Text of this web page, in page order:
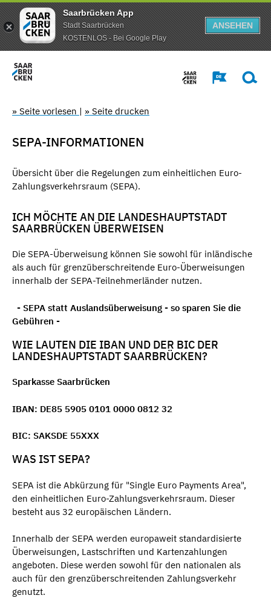
Saarbrücken App
Stadt Saarbrücken
KOSTENLOS - Bei Google Play
ANSEHEN
» Seite vorlesen | » Seite drucken
SEPA-INFORMATIONEN
Übersicht über die Regelungen zum einheitlichen Euro-
Zahlungsverkehrsraum (SEPA).
ICH MÖCHTE AN DIE LANDESHAUPTSTADT
SAARBRÜCKEN ÜBERWEISEN
Die SEPA-Überweisung können Sie sowohl für inländische
als auch für grenzüberschreitende Euro-Überweisungen
innerhalb der SEPA-Teilnehmerländer nutzen.
- SEPA statt Auslandsüberweisung - so sparen Sie die
Gebühren -
WIE LAUTEN DIE IBAN UND DER BIC DER
LANDESHAUPTSTADT SAARBRÜCKEN?
Sparkasse Saarbrücken
IBAN: DE85 5905 0101 0000 0812 32
BIC: SAKSDE 55XXX
WAS IST SEPA?
SEPA ist die Abkürzung für "Single Euro Payments Area",
den einheitlichen Euro-Zahlungsverkehrsraum. Dieser
besteht aus 32 europäischen Ländern.
Innerhalb der SEPA werden europaweit standardisierte
Überweisungen, Lastschriften und Kartenzahlungen
angeboten. Diese werden sowohl für den nationalen als
auch für den grenzüberschreitenden Zahlungsverkehr
genutzt.